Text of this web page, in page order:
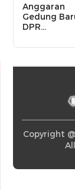
Anggaran
Gedung
DPR
Cair karena
Budi”
Copyright